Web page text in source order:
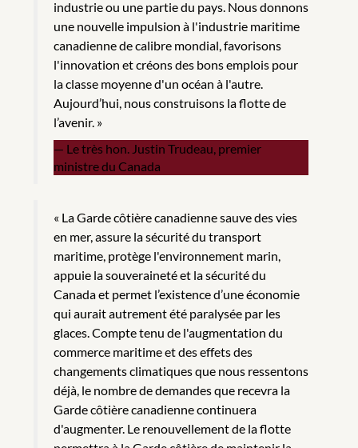
industrie ou une partie du pays. Nous donnons
une nouvelle impulsion à l'industrie maritime
canadienne de calibre mondial, favorisons
l'innovation et créons des bons emplois pour
la classe moyenne d'un océan à l'autre.
Aujourd’hui, nous construisons la flotte de
l’avenir. »
Le très hon. Justin Trudeau, premier
ministre du Canada
« La Garde côtière canadienne sauve des vies
en mer, assure la sécurité du transport
maritime, protège l'environnement marin,
appuie la souveraineté et la sécurité du
Canada et permet l’existence d’une économie
qui aurait autrement été paralysée par les
glaces. Compte tenu de l'augmentation du
commerce maritime et des effets des
changements climatiques que nous ressentons
déjà, le nombre de demandes que recevra la
Garde côtière canadienne continuera
d'augmenter. Le renouvellement de la flotte